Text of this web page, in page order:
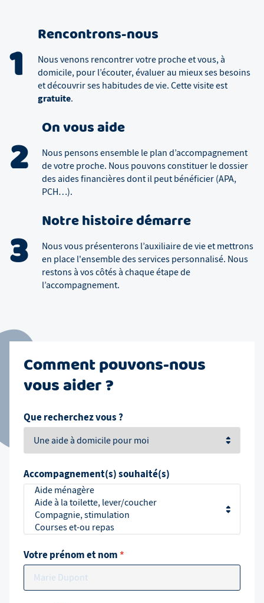
1
Rencontrons-nous
Nous venons rencontrer votre proche et vous, à
domicile, pour l’écouter, évaluer au mieux ses besoins
et découvrir ses habitudes de vie. Cette visite est
gratuite.
2
On vous aide
Nous pensons ensemble le plan d’accompagnement
de votre proche. Nous pouvons constituer le dossier
des aides financières dont il peut bénéficier (APA,
PCH…).
3
Notre histoire démarre
Nous vous présenterons l’auxiliaire de vie et mettrons
en place l'ensemble des services personnalisé. Nous
restons à vos côtés à chaque étape de
l’accompagnement.
Comment pouvons-nous
vous aider ?
Que recherchez vous ?
Accompagnement(s) souhaité(s)
Votre prénom et nom*